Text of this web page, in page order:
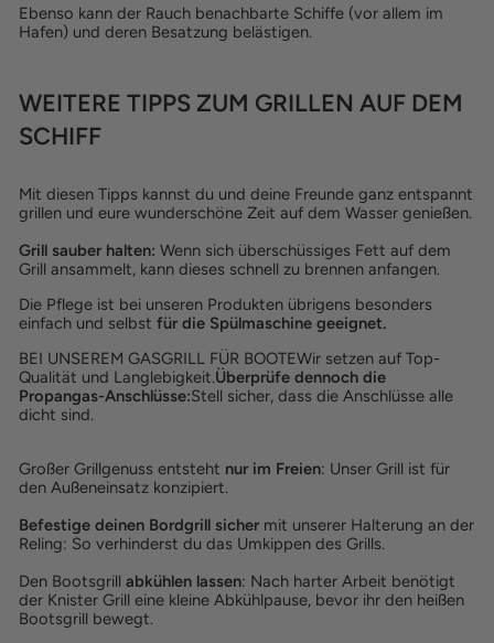
Ebenso kann der Rauch benachbarte Schiffe (vor allem im
Hafen) und deren Besatzung belästigen.
WEITERE TIPPS ZUM GRILLEN AUF DEM
SCHIFF
Mit diesen Tipps kannst du und deine Freunde ganz entspannt
grillen und eure wunderschöne Zeit auf dem Wasser genießen.
Grill sauber halten: Wenn sich überschüssiges Fett auf dem
Grill ansammelt, kann dieses schnell zu brennen anfangen.
Die Pflege ist bei unseren Produkten übrigens besonders
einfach und selbst für die Spülmaschine geeignet.
BEI UNSEREM GASGRILL FÜR BOOTEWir setzen auf Top-
Qualität und Langlebigkeit.Überprüfe dennoch die
Propangas-Anschlüsse:Stell sicher, dass die Anschlüsse alle
dicht sind.
Großer Grillgenuss entsteht nur im Freien: Unser Grill ist für
den Außeneinsatz konzipiert.
Befestige deinen Bordgrill sicher mit unserer Halterung an der
Reling: So verhinderst du das Umkippen des Grills.
Den Bootsgrill abkühlen lassen: Nach harter Arbeit benötigt
der Knister Grill eine kleine Abkühlpause, bevor ihr den heißen
Bootsgrill bewegt.